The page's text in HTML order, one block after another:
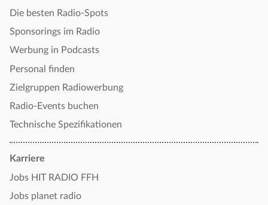
Die besten Radio-Spots
Sponsorings im Radio
Werbung in Podcasts
Personal finden
Zielgruppen Radiowerbung
Radio-Events buchen
Technische Spezifikationen
Karriere
Jobs HIT RADIO FFH
Jobs planet radio